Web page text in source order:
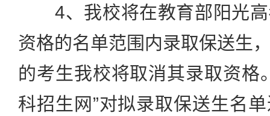
4、我校将在教育部阳光高
资格的名单范围内录取保送生
的考生我校将取消其录取资格
科招生网”对拟录取保送生名